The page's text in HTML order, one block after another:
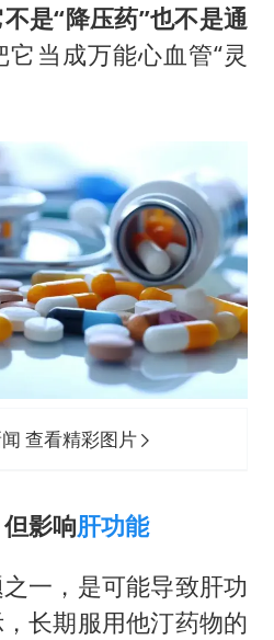
是“降压药”也不是通
它当成万能心血管“灵
查看精彩图片
影响肝功能
一，是可能导致肝功
长期服用他汀药物的